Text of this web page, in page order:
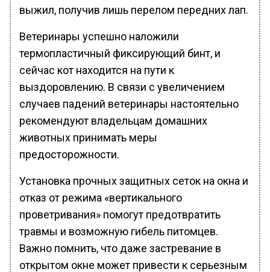
выжил, получив лишь перелом передних лап.
Ветеринары успешно наложили
термопластичный фиксирующий бинт, и
сейчас кот находится на пути к
выздоровлению. В связи с увеличением
случаев падений ветеринары настоятельно
рекомендуют владельцам домашних
животных принимать меры
предосторожности.
Установка прочных защитных сеток на окна и
отказ от режима «вертикального
проветривания» помогут предотвратить
травмы и возможную гибель питомцев.
Важно помнить, что даже застревание в
открытом окне может привести к серьезным